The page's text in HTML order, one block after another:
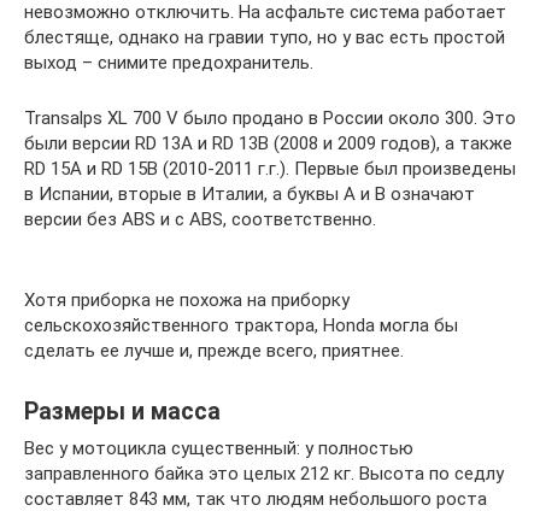
невозможно отключить. На асфальте система работает
блестяще, однако на гравии тупо, но у вас есть простой
выход – снимите предохранитель.
Transalps XL 700 V было продано в России около 300. Это
были версии RD 13A и RD 13B (2008 и 2009 годов), а также
RD 15A и RD 15B (2010-2011 г.г.). Первые был произведены
в Испании, вторые в Италии, а буквы A и B означают
версии без ABS и с ABS, соответственно.
Хотя приборка не похожа на приборку
сельскохозяйственного трактора, Honda могла бы
сделать ее лучше и, прежде всего, приятнее.
Размеры и масса
Вес у мотоцикла существенный: у полностью
заправленного байка это целых 212 кг. Высота по седлу
составляет 843 мм, так что людям небольшого роста